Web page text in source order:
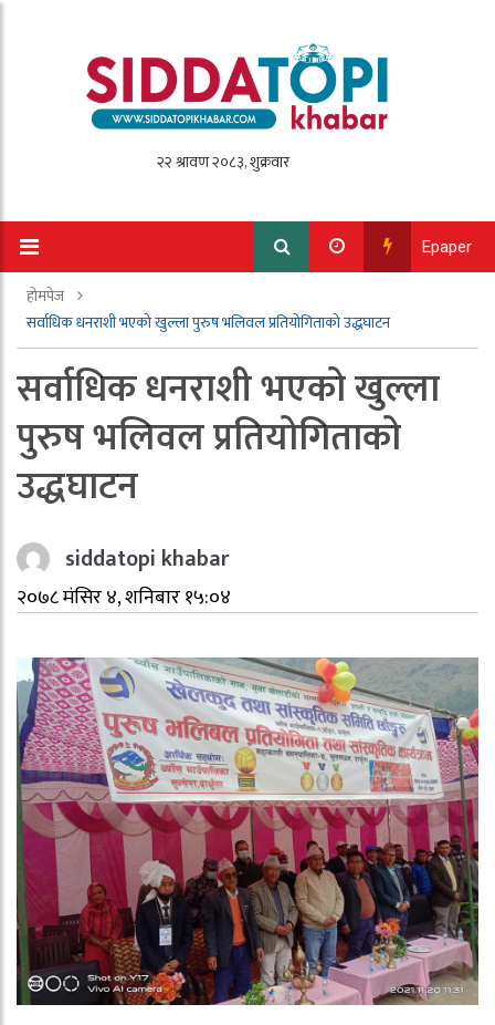
Epaper
होमपेज
सर्वाधिक धनराशी भएको खुल्ला पुरुष भलिवल प्रतियोगिताको उद्धघाटन
सर्वाधिक धनराशी भएको खुल्ला
पुरुष भलिवल प्रतियोगिताको
उद्धघाटन
siddatopi khabar
२०७८ मंसिर ४, शनिबार १५:०४